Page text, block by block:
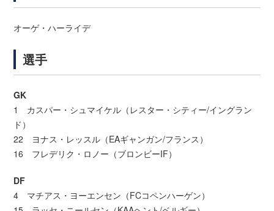
オーゲ・ハーライデ
選手
GK
1 カスパー・シュマイケル（レスター・シティー/イングラン
ド）
22 ヨナス・レッスル（EAギャンガン/フランス）
16 フレデリク・ロノー（ブロンビーIF）
DF
4 マチアス・ヨーエンセン（FCコペンハーゲン）